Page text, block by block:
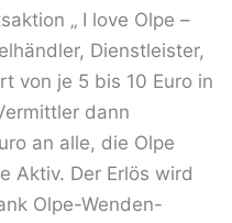
„ I love Olpe –
Dienstleister,
von je 5 bis 10 Euro in
dann
an alle, die Olpe
Aktiv. Der Erlös wird
Olpe-Wenden-